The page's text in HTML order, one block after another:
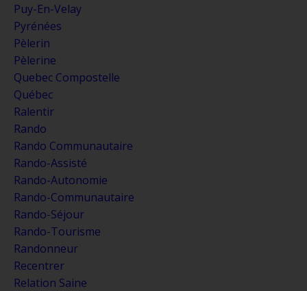
Puy-En-Velay
Pyrénées
Pèlerin
Pèlerine
Quebec Compostelle
Québec
Ralentir
Rando
Rando Communautaire
Rando-Assisté
Rando-Autonomie
Rando-Communautaire
Rando-Séjour
Rando-Tourisme
Randonneur
Recentrer
Relation Saine